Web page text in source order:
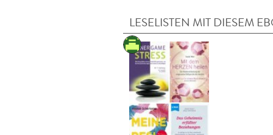
LESELISTEN MIT DIESEM